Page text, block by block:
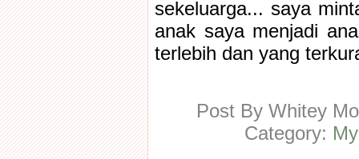
sekeluarga... saya
anak saya menjadi
terlebih dan yang
Post By Whitey
Category: